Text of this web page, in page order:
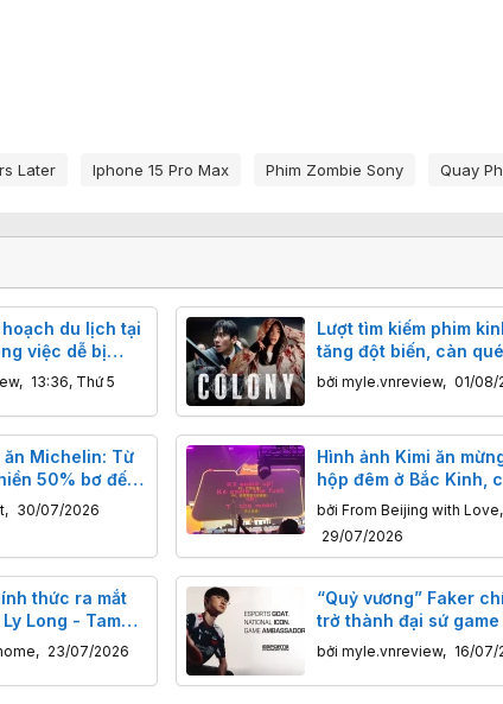
Later Iphone 15 Pro Max Phim Zombie Sony Quay
du lịch tại
việc dễ bị
được ghi nhận
, 13:36, Thứ 5
Lượt tìm kiếm phim
tăng đột biến, càn
chiếu Việt hè 2026
bởi myle.vnreview, 01/08/
ăn Michelin: Từ
50% bơ đến
tò mò
, 30/07/2026
Hình ảnh Kimi ăn
hộp đêm ở Bắc Kinh,
quẩy tưng bừng, hô
mặt trăng!"
bởi From Beijing with Love,
29/07/2026
thức ra mắt
Long - Tam
Mobile
, 23/07/2026
“Quỷ vương” Faker
trở thành đại sứ game
cầu
bởi myle.vnreview, 16/07/